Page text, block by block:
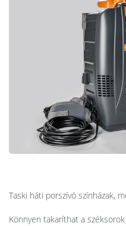
Taski háti porszívó színházak,
Könnyen takaríthat a